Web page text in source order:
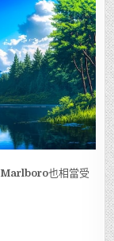
Marlboro也相當受